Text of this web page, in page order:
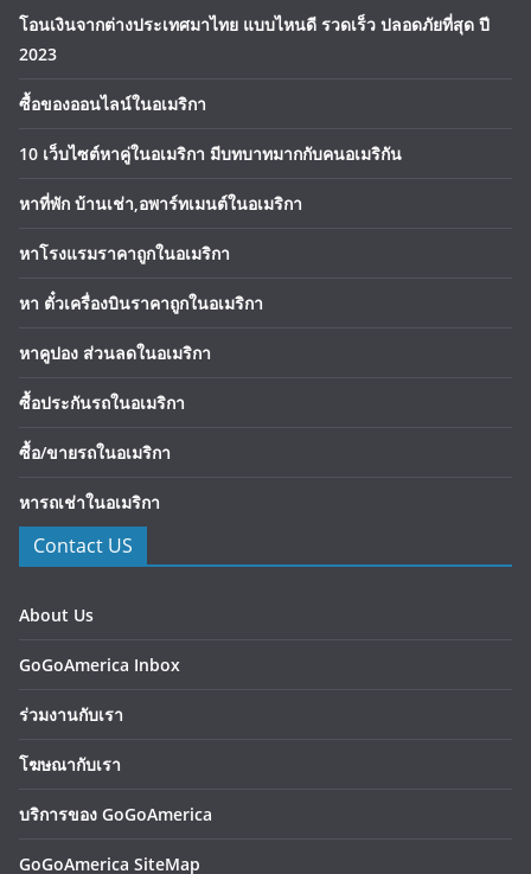
โอนเงินจากต่างประเทศมาไทย แบบไหนดี รวดเร็ว ปลอดภัยที่สุด ปี
2023
ซื้อของออนไลน์ในอเมริกา
10 เว็บไซต์หาคู่ในอเมริกา มีบทบาทมากกับคนอเมริกัน
หาที่พัก บ้านเช่า,อพาร์ทเมนต์ในอเมริกา
หาโรงแรมราคาถูกในอเมริกา
หา ตั๋วเครื่องบินราคาถูกในอเมริกา
หาคูปอง ส่วนลดในอเมริกา
ซื้อประกันรถในอเมริกา
ซื้อ/ขายรถในอเมริกา
หารถเช่าในอเมริกา
Contact US
About Us
GoGoAmerica Inbox
ร่วมงานกับเรา
โฆษณากับเรา
บริการของ GoGoAmerica
GoGoAmerica SiteMap